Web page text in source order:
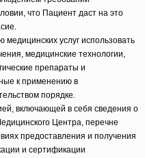
что Пациент даст на это
услуг использовать
медицинские технологии,
препараты и
к применению в
порядке.
включающей в себя сведения о
Центра, перечне
предоставления и получения
и сертификации